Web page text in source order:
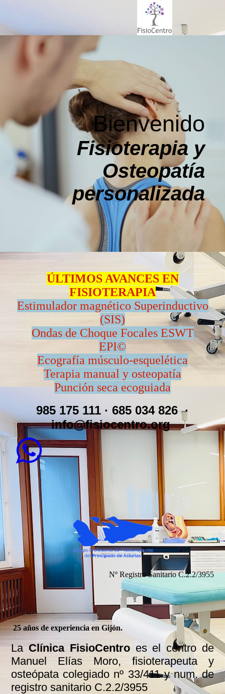
Bienvenido
Fisioterapia y
Osteopatía
personalizada
ÚLTIMOS AVANCES EN
FISIOTERAPIA
Estimulador magnético Superinductivo
(SIS)
Ondas de Choque Focales ESWT
EPI©
Ecografía músculo-esquelética
Terapia manual y osteopatía
Punción seca ecoguiada
985 175 111 · 685 034 826 ·
info@fisiocentro.org
Nº Registro Sanitario C.2.2/3955
25 años de experiencia en Gijón.
La Clínica FisioCentroes el centro de
Manuel Elías Moro, fisioterapeuta y
osteópata colegiado nº 33/411 y num. de
registro sanitario C.2.2/3955